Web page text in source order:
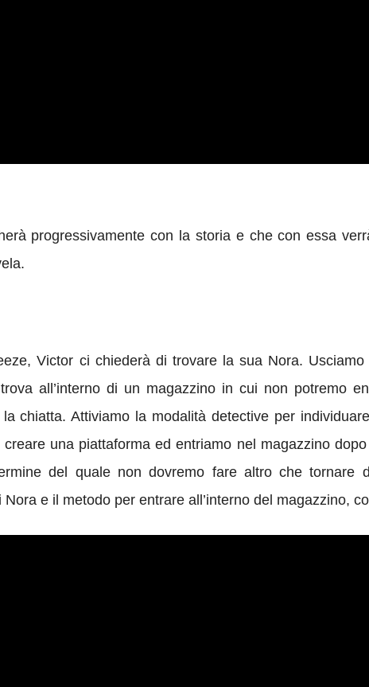
progressivamente con la storia e che con essa
Victor ci chiederà di trovare la sua Nora.
all’interno di un magazzino in cui non potremo
chiatta. Attiviamo la modalità detective per
una piattaforma ed entriamo nel magazzino
del quale non dovremo fare altro che tornare
Nora e il metodo per entrare all’interno del magazzino,